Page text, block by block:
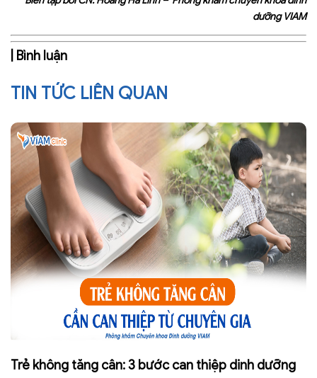
dưỡng VIAM
| Bình luận
TIN TỨC LIÊN QUAN
Trẻ không tăng cân: 3 bước can thiệp dinh dưỡng